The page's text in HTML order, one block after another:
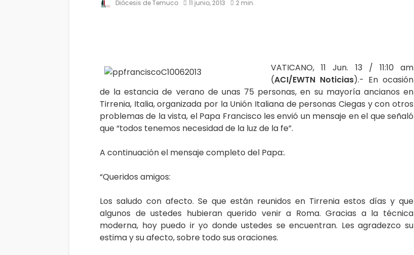
Diócesis de Temuco 11 junio, 2013 2 min.
VATICANO, 11 Jun. 13 / 11:10 am
(ACI/EWTN Noticias).- En ocasión
de la estancia de verano de unas 75 personas, en su mayoría ancianos en
Tirrenia, Italia, organizada por la Unión Italiana de personas Ciegas y con otros
problemas de la vista, el Papa Francisco les envió un mensaje en el que señaló
que “todos tenemos necesidad de la luz de la fe”.
A continuación el mensaje completo del Papa:.
“Queridos amigos:
Los saludo con afecto. Se que están reunidos en Tirrenia estos días y que
algunos de ustedes hubieran querido venir a Roma. Gracias a la técnica
moderna, hoy puedo ir yo donde ustedes se encuentran. Les agradezco su
estima y su afecto, sobre todo sus oraciones.